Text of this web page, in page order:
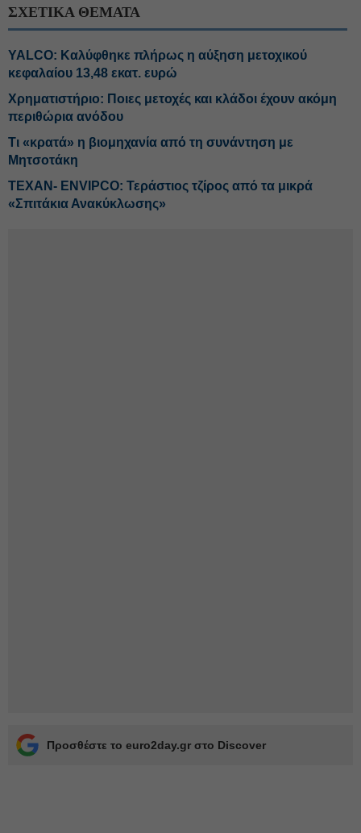
ΣΧΕΤΙΚΑ ΘΕΜΑΤΑ
YALCO: Καλύφθηκε πλήρως η αύξηση μετοχικού
κεφαλαίου 13,48 εκατ. ευρώ
Χρηματιστήριο: Ποιες μετοχές και κλάδοι έχουν ακόμη
περιθώρια ανόδου
Τι «κρατά» η βιομηχανία από τη συνάντηση με
Μητσοτάκη
ΤΕΧΑΝ- ENVIPCO: Τεράστιος τζίρος από τα μικρά
«Σπιτάκια Ανακύκλωσης»
Προσθέστε το euro2day.gr στο Discover